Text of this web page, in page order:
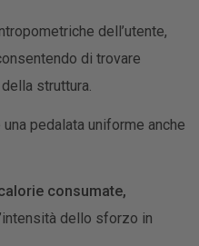
dell’utente,
di trovare
struttura.
pedalata uniforme anche
consumate,
dello sforzo in